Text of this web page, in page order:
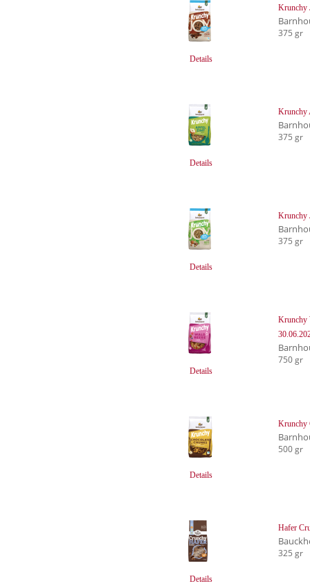
Details
Krunchy
375 gr
Details
Krunchy
375 gr
Details
Krunchy
375 gr
Details
Krunchy
750 gr
Details
Krunchy
500 gr
Details
Hafer
325 gr